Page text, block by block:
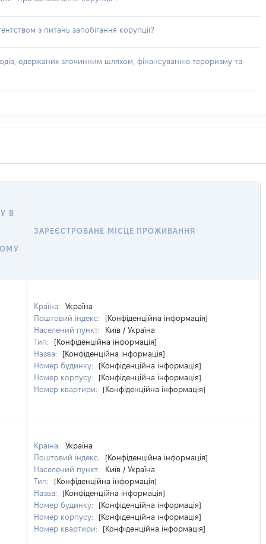
з питань запобігання корупції?
одержаних злочинним шляхом, фінансуванню тероризму та
В
ЗАРЕЄСТРОВАНЕ МІСЦЕ ПРОЖИВАННЯ
Країна:
Україна
Поштовий індекс:
[Конфіденційна інформація]
Населений пункт:
Київ / Україна
Тип:
[Конфіденційна інформація]
Назва:
[Конфіденційна інформація]
Номер будинку:
[Конфіденційна інформація]
Номер корпусу:
[Конфіденційна інформація]
Номер квартири:
[Конфіденційна інформація]
Країна:
Україна
Поштовий індекс:
[Конфіденційна інформація]
Населений пункт:
Київ / Україна
Тип:
[Конфіденційна інформація]
Назва:
[Конфіденційна інформація]
Номер будинку:
[Конфіденційна інформація]
Номер корпусу:
[Конфіденційна інформація]
Номер квартири:
[Конфіденційна інформація]